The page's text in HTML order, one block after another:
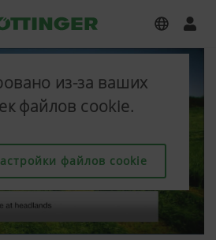
из-за ваших
файлов cookie.
файлов cookie